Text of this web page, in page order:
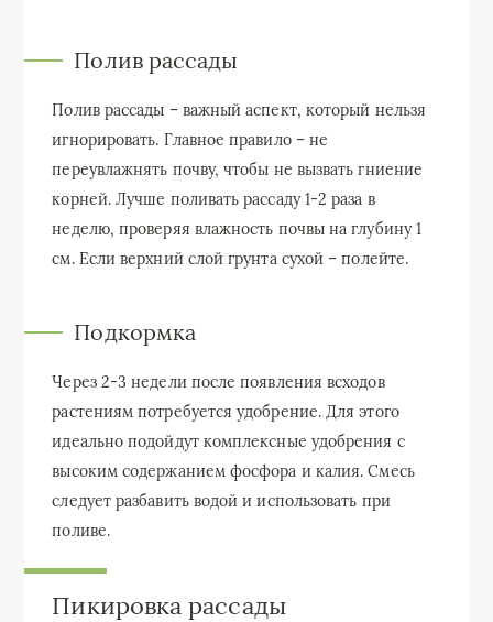
Полив рассады
Полив рассады – важный аспект, который нельзя
игнорировать. Главное правило – не
переувлажнять почву, чтобы не вызвать гниение
корней. Лучше поливать рассаду 1-2 раза в
неделю, проверяя влажность почвы на глубину 1
см. Если верхний слой грунта сухой – полейте.
Подкормка
Через 2-3 недели после появления всходов
растениям потребуется удобрение. Для этого
идеально подойдут комплексные удобрения с
высоким содержанием фосфора и калия. Смесь
следует разбавить водой и использовать при
поливе.
Пикировка рассады